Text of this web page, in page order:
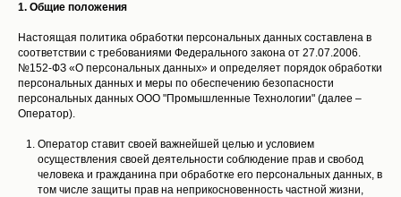
1. Общие положения
Настоящая политика обработки персональных данных составлена в
соответствии с требованиями Федерального закона от 27.07.2006.
№152-ФЗ «О персональных данных» и определяет порядок обработки
персональных данных и меры по обеспечению безопасности
персональных данных ООО "Промышленные Технологии" (далее –
Оператор).
Оператор ставит своей важнейшей целью и условием
осуществления своей деятельности соблюдение прав и свобод
человека и гражданина при обработке его персональных данных, в
том числе защиты прав на неприкосновенность частной жизни,